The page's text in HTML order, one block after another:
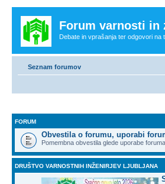
Forum varnosti in
Debate in vprašanja ter odgovori
Seznam forumov
FORUM
Obvestila o forumu, uporabi
Pomembna obvestila glede uporabe foruma
DRUŠTVO VARNOSTNIH INŽENIRJEV LJUBLJANA